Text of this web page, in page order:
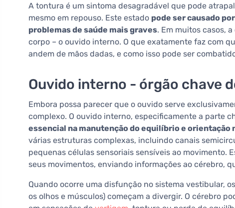
A tontura é um sintoma desagradável que pode
mesmo em repouso. Este estado pode ser causado
problemas de saúde mais graves. Em muitos casos,
corpo – o ouvido interno. O que exatamente faz com
andem de mãos dadas, e como isso pode ser
Ouvido interno - órgão chave
Embora possa parecer que o ouvido serve
complexo. O ouvido interno, especificamente a parte
essencial na manutenção do equilíbrio e orientação
várias estruturas complexas, incluindo canais
pequenas células sensoriais sensíveis ao movimento.
seus movimentos, enviando informações ao cérebro,
Quando ocorre uma disfunção no sistema vestibular,
os olhos e músculos) começam a divergir. O cérebro